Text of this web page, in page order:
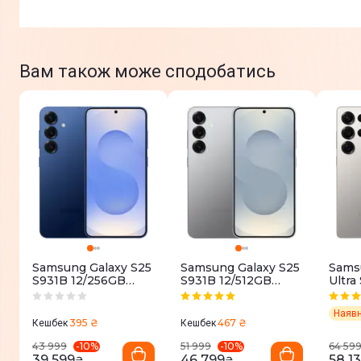
Вам також може сподобатись
Samsung Galaxy S25
S931B 12/256GB
Navy (SM-
Кешбек395 ₴
43 999
-10%
Samsung Galaxy S25
S931B 12/512GB
Silver Shadow (SM-
Кешбек467 ₴
51 999
-10%
Ultra
12/
Grey
64 599